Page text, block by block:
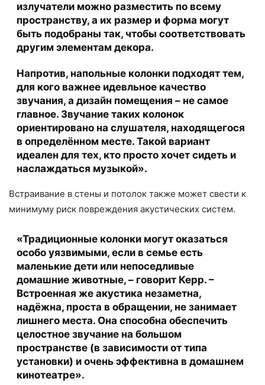
излучатели можно разместить по всему
пространству, а их размер и форма могут
быть подобраны так, чтобы соответствовать
другим элементам декора.
Напротив, напольные колонки подходят тем,
для кого важнее идевльное качество
звучания, а дизайн помещения – не самое
главное. Звучание таких колонок
ориентировано на слушателя, находящегося
в определённом месте. Такой вариант
идеален для тех, кто просто хочет сидеть и
наслаждаться музыкой».
Встраивание в стены и потолок также может свести к
минимуму риск повреждения акустических систем.
«Традиционные колонки могут оказаться
особо уязвимыми, если в семье есть
маленькие дети или непоседливые
домашние животные, – говорит Керр. –
Встроенная же акустика незаметна,
надёжна, проста в обращении, не занимает
лишнего места. Она способна обеспечить
целостное звучание на большом
пространстве (в зависимости от типа
установки) и очень эффективна в домашнем
кинотеатре».